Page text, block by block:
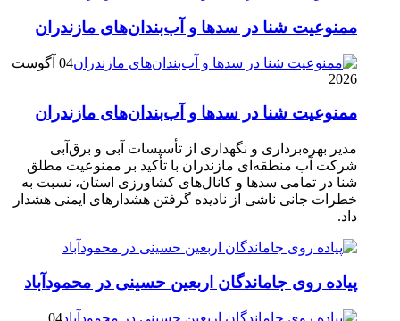
ممنوعیت شنا در سدها و آب‌بندان‌‌های مازندران
04 آگوست
2026
ممنوعیت شنا در سدها و آب‌بندان‌‌های مازندران
مدیر بهره‌برداری و نگهداری از تأسیسات آبی و برق‌آبی
شرکت آب منطقه‌ای مازندران با تأکید بر ممنوعیت مطلق
شنا در تمامی سدها و کانال‌های کشاورزی استان، نسبت به
خطرات جانی ناشی از نادیده گرفتن هشدارهای ایمنی هشدار
داد.
پیاده روی جاماندگان اربعین حسینی در محمودآباد
04